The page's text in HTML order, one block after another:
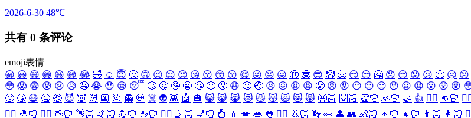
2026-6-30 48℃
共有 0 条评论
emoji表情
😀 😃 😄 😁 😆 😅 😂 🤣 ☺️ 😇 🙂 🙃 😉 😌 😍 😘 😗 😙 😚 😋 😜 😝 😛 🤑 🤓 😎 🤡 🤠 😏 😒 🤗 😞 😔 😟 😕 🙁 ☹️ 😣
😳 😱 😨 😰 😢 😥 🤤 😭 😓 😪 😴 🙄 🤔 🤥 😬 🤐 🤢 🤧 😷 🤒 🤕 😣 😖 😫 😩 😤 😠 😡 😶 😐 😑 😯 😦 😧 😮 😲 😵
🤢 🤧 😷 🤒 🤕 😈 👿 👹 👺 💩 👻 💀 ☠️ 👽 👾 🤖 🎃 😺 😸 😹 😻 😼 😽 🙀 😿 😾 👐🏻 🙌🏻 👏🏻 🙏🏻 🤝 👍 👎🏻 👊🏻
✋🏻 🤚🏻 🖐🏻 🖖🏻 👋🏻 🤙🏻 💪🏻 🖕🏻 ✍🏻 🤳🏻 💅🏻 💍 💄 💋 👄 👅 👂🏻 👃🏻 👣 👀 👤 👥 👶🏻 👦🏻 👧🏻 👨🏻 👩🏻